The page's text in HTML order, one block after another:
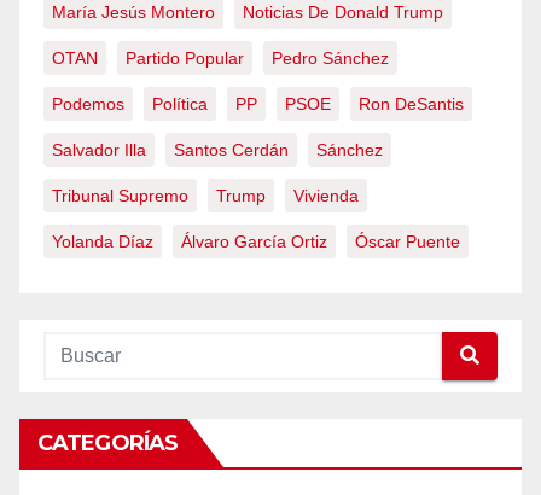
María Jesús Montero Noticias De Donald Trump
OTAN Partido Popular Pedro Sánchez
Podemos Política PP PSOE Ron DeSantis
Salvador Illa Santos Cerdán Sánchez
Tribunal Supremo Trump Vivienda
Yolanda Díaz Álvaro García Ortiz Óscar Puente
CATEGORÍAS